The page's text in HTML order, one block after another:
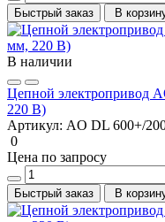
Быстрый заказ В
В наличии
Цепной электропривод
220 В)
Артикул: AO DL 600+/
0
Цена по запросу
Быстрый заказ В